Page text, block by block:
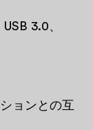
3.0、
ョンとの互